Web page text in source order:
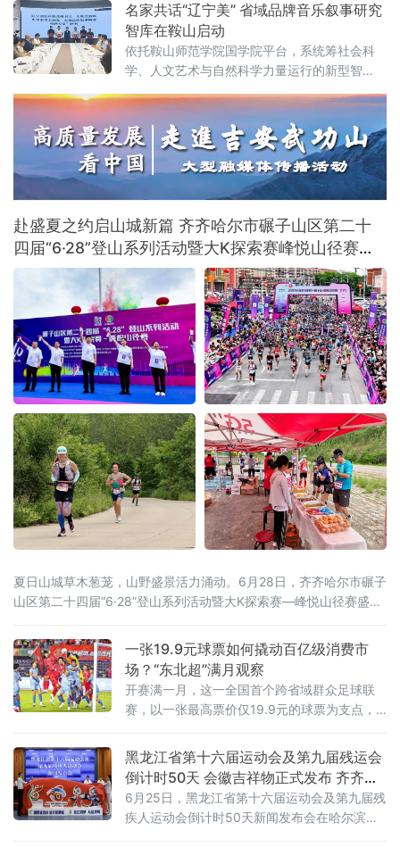
名家共话“辽宁美” 省域品牌音乐叙事研究
智库在鞍山启动
依托鞍山师范学院国学院平台，系统筹社会科
学、人文艺术与自然科学力量运行的新型智
围绕新大众文艺、古典音乐、传统文化、地域
文化及诵读传播五大方向深耕细作，着力补齐
国内音乐叙事系统化研究短板，形成有组织科
研模式。
赴盛夏之约启山城新篇 齐齐哈尔市碾子山区第二十
四届“6·28”登山系列活动暨大K探索赛峰悦山径赛激
情开赛
夏日山城草木葱茏，山野盛景活力涌动。6月28日，齐齐哈尔市碾子
山区第二十四届“6·28”登山系列活动暨大K探索赛—峰悦山径赛盛大
文广旅游局、市体育局、市融媒体中心鼎力支持，区文广旅游局、
齐齐哈尔圣金旅游发展有限公司承办，辽宁维思天品体育发展有限
公司专业运营。二十四年
一张19.9元球票如何撬动百亿级消费市
场？“东北超”满月观察
开赛满一月，这一全国首个跨省域群众足球联
赛，以一张最高票价仅19.9元的球票为支点，
济”：一张球票变成“旅行通行证”“东北超”是全国
首个由辽吉黑蒙联合主办的群众足球赛事，沈
阳、大
黑龙江省第十六届运动会及第九届残运会
倒计时50天 会徽吉祥物正式发布 齐齐哈
尔时隔26年再迎省级顶级赛事
6月25日，黑龙江省第十六届运动会及第九届残
疾人运动会倒计时50天新闻发布会在哈尔滨举